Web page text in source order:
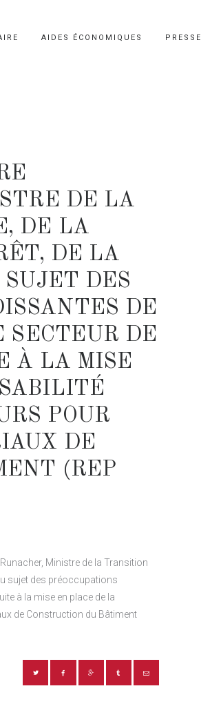
AIDES ÉCONOMIQUES PRESSE
DE LA
DE LA
DE LA
DES
DE
DE
À LA MISE
POUR
DE
(REP
Ministre de la Transition
sujet des préoccupations
à la mise en place de la
de Construction du Bâtiment